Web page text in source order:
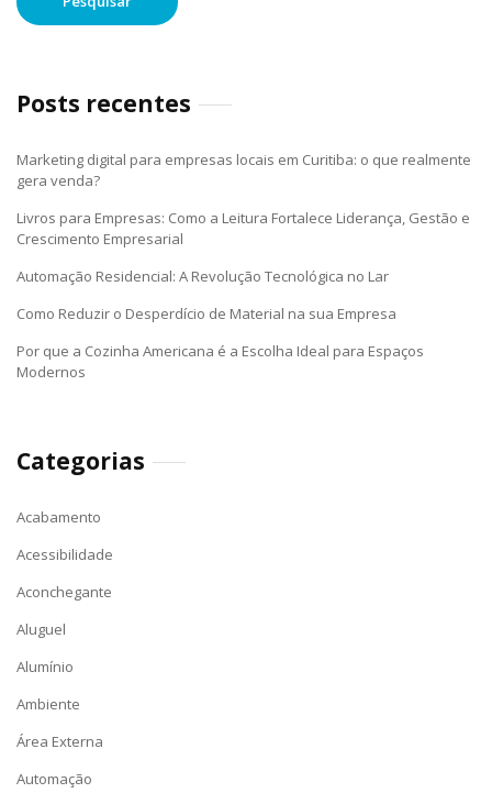
Posts recentes
Marketing digital para empresas locais em Curitiba: o que realmente
gera venda?
Livros para Empresas: Como a Leitura Fortalece Liderança, Gestão e
Crescimento Empresarial
Automação Residencial: A Revolução Tecnológica no Lar
Como Reduzir o Desperdício de Material na sua Empresa
Por que a Cozinha Americana é a Escolha Ideal para Espaços
Modernos
Categorias
Acabamento
Acessibilidade
Aconchegante
Aluguel
Alumínio
Ambiente
Área Externa
Automação